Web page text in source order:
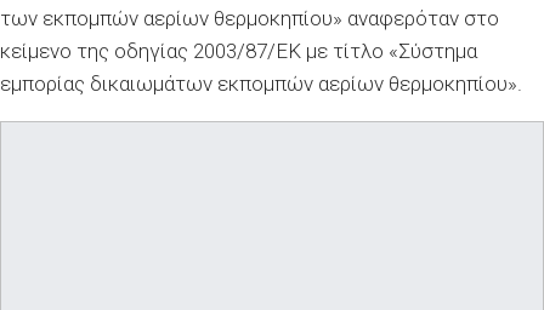
των εκπομπών αερίων θερμοκηπίου» αναφερόταν στο
κείμενο της οδηγίας 2003/87/ΕΚ με τίτλο «Σύστημα
εμπορίας δικαιωμάτων εκπομπών αερίων θερμοκηπίου».